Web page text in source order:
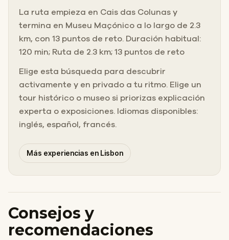
La ruta empieza en Cais das Colunas y
termina en Museu Maçónico a lo largo de 2.3
km, con 13 puntos de reto. Duración habitual:
120 min; Ruta de 2.3 km; 13 puntos de reto
Elige esta búsqueda para descubrir
activamente y en privado a tu ritmo. Elige un
tour histórico o museo si priorizas explicación
experta o exposiciones. Idiomas disponibles:
inglés, español, francés.
Más experiencias en Lisbon
Consejos y
recomendaciones